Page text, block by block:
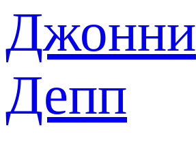
Джонни
Депп